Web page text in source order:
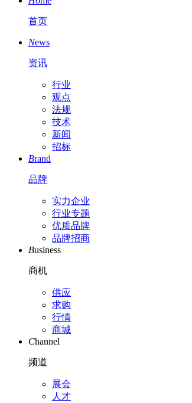
首页
News
资讯
行业
观点
法规
技术
新闻
招标
Brand
品牌
实力企业
行业专题
优质品牌
品牌招商
Business
商机
供应
求购
行情
商城
Channel
频道
展会
人才